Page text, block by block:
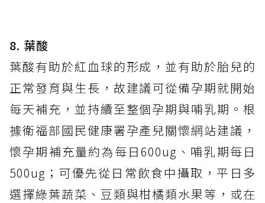
8. 葉酸
葉酸有助於紅血球的形成，並有助於胎兒的
正常發育與生長，故建議可從備孕期就開始
每天補充，並持續至整個孕期與哺乳期。根
據衛福部國民健康署孕產兒關懷網站建議，
懷孕期補充量約為每日600ug、哺乳期每日
500ug；可優先從日常飲食中攝取，平日多
選擇綠葉蔬菜、豆類與柑橘類水果等，或在